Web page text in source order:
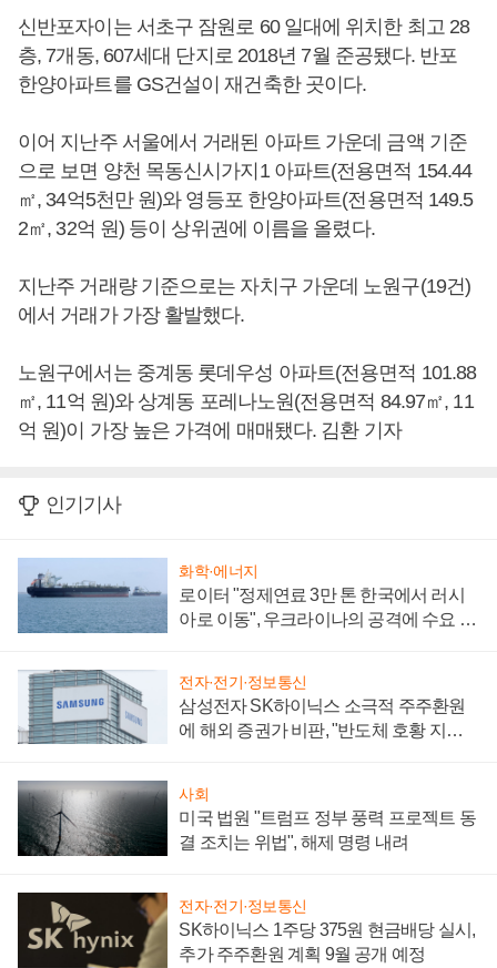
신반포자이는 서초구 잠원로 60 일대에 위치한 최고 28
층, 7개동, 607세대 단지로 2018년 7월 준공됐다. 반포
한양아파트를 GS건설이 재건축한 곳이다.
이어 지난주 서울에서 거래된 아파트 가운데 금액 기준
으로 보면 양천 목동신시가지1 아파트(전용면적 154.44
㎡, 34억5천만 원)와 영등포 한양아파트(전용면적 149.5
2㎡, 32억 원) 등이 상위권에 이름을 올렸다.
지난주 거래량 기준으로는 자치구 가운데 노원구(19건)
에서 거래가 가장 활발했다.
노원구에서는 중계동 롯데우성 아파트(전용면적 101.88
㎡, 11억 원)와 상계동 포레나노원(전용면적 84.97㎡, 11
억 원)이 가장 높은 가격에 매매됐다. 김환 기자
인기기사
화학·에너지
로이터 "정제연료 3만 톤 한국에서 러시
아로 이동", 우크라이나의 공격에 수요 늘
전자·전기·정보통신
삼성전자 SK하이닉스 소극적 주주환원
에 해외 증권가 비판, "반도체 호황 지속
사회
미국 법원 "트럼프 정부 풍력 프로젝트 동
결 조치는 위법", 해제 명령 내려
전자·전기·정보통신
SK하이닉스 1주당 375원 현금배당 실시,
추가 주주환원 계획 9월 공개 예정